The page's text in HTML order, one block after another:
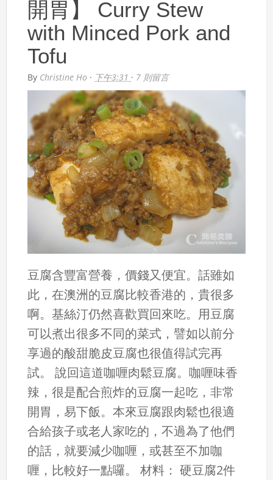
開胃】 Curry Stew
with Minced Pork and
Tofu
By Christine Ho · 下午3:31 · 7 則留言
豆腐含豐富營養，價錢又便宜。話雖如
此，在澳洲的豆腐比較香港的，貴很多
啊。基絲汀仍然喜歡買回來吃。用豆腐
可以煮出很多不同的菜式，譬如以前分
享過的酸甜脆皮豆腐也很值得試完再
試。 說回這道咖喱肉鬆豆腐。咖喱味香
辣，很是配合煎炸的豆腐一起吃，非常
開胃，易下飯。本來豆腐跟肉鬆也很適
合給孩子或老人家吃的，不過為了他們
的話，就要減少咖喱，或甚至不加咖
喱，比較好一點囉。 材料： 硬豆腐2件